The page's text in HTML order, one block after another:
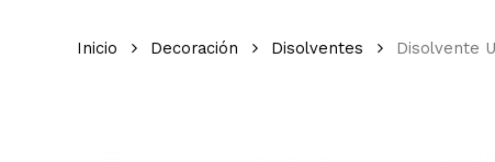
Inicio Decoración Disolventes Disolvente